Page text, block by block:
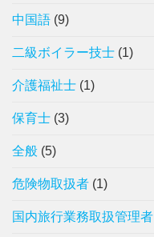
中国語 (9)
二級ボイラー技士 (1)
介護福祉士 (1)
保育士 (3)
全般 (5)
危険物取扱者 (1)
国内旅行業務取扱管理者